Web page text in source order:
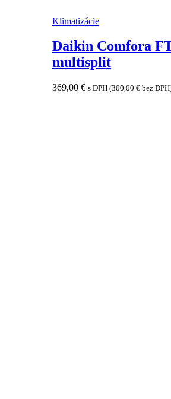
Klimatizácie
Daikin Comfora
multisplit
369,00 € s DPH (300,00 € bez